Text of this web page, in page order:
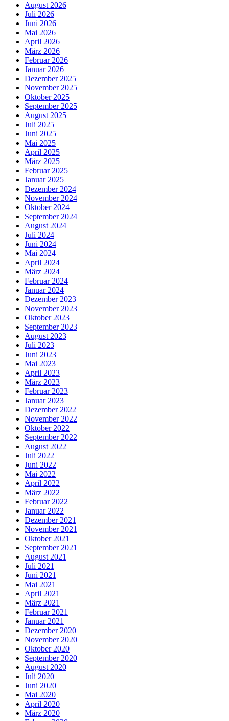
August 2026
Juli 2026
Juni 2026
Mai 2026
April 2026
März 2026
Februar 2026
Januar 2026
Dezember 2025
November 2025
Oktober 2025
September 2025
August 2025
Juli 2025
Juni 2025
Mai 2025
April 2025
März 2025
Februar 2025
Januar 2025
Dezember 2024
November 2024
Oktober 2024
September 2024
August 2024
Juli 2024
Juni 2024
Mai 2024
April 2024
März 2024
Februar 2024
Januar 2024
Dezember 2023
November 2023
Oktober 2023
September 2023
August 2023
Juli 2023
Juni 2023
Mai 2023
April 2023
März 2023
Februar 2023
Januar 2023
Dezember 2022
November 2022
Oktober 2022
September 2022
August 2022
Juli 2022
Juni 2022
Mai 2022
April 2022
März 2022
Februar 2022
Januar 2022
Dezember 2021
November 2021
Oktober 2021
September 2021
August 2021
Juli 2021
Juni 2021
Mai 2021
April 2021
März 2021
Februar 2021
Januar 2021
Dezember 2020
November 2020
Oktober 2020
September 2020
August 2020
Juli 2020
Juni 2020
Mai 2020
April 2020
März 2020